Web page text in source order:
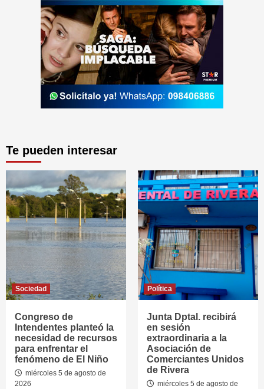
Te pueden interesar
Sociedad
Congreso de
Intendentes planteó la
necesidad de recursos
para enfrentar el
fenómeno de El Niño
miércoles 5 de agosto de
2026
Política
Junta Dptal. recibirá
en sesión
extraordinaria a la
Asociación de
Comerciantes Unidos
de Rivera
miércoles 5 de agosto de